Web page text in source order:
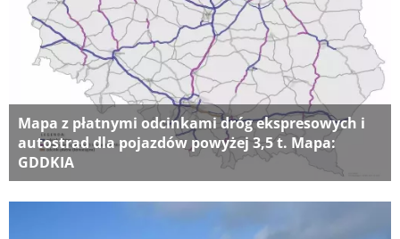
Mapa z płatnymi odcinkami dróg ekspresowych i
autostrad dla pojazdów powyżej 3,5 t. Mapa:
GDDKIA